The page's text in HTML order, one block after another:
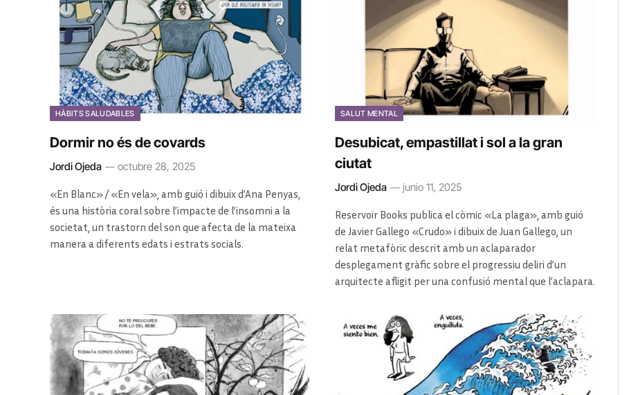
HÀBITS SALUDABLES
Dormir no és de covards
Jordi Ojeda octubre 28, 2025
«En Blanc» / «En vela», amb guió i dibuix d’Ana Penyas,
és una història coral sobre l’impacte de l’insomni a la
societat, un trastorn del son que afecta de la mateixa
manera a diferents edats i estrats socials.
SALUT MENTAL
Desubicat, empastillat i sol a la gran
ciutat
Jordi Ojeda junio 11, 2025
Reservoir Books publica el còmic «La plaga», amb guió
de Javier Gallego «Crudo» i dibuix de Juan Gallego, un
relat metafòric descrit amb un aclaparador
desplegament gràfic sobre el progressiu deliri d’un
arquitecte afligit per una confusió mental que l’aclapara.